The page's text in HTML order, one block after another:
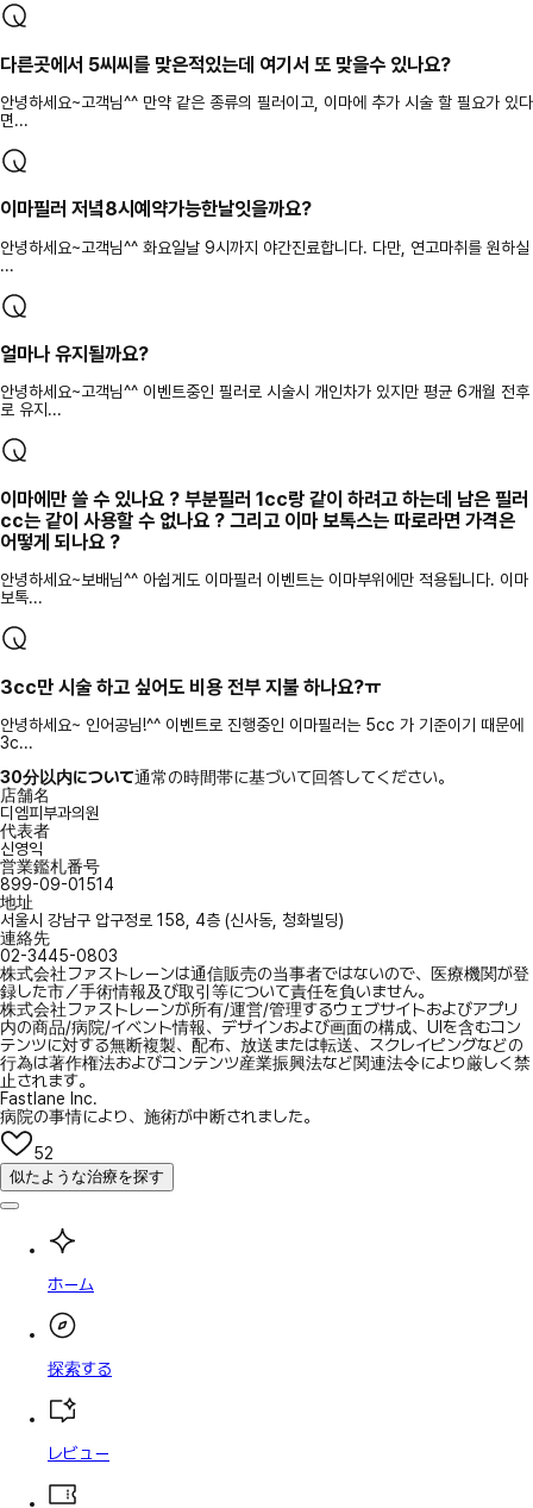
다른곳에서 5씨씨를 맞은적있는데 여기서 또 맞을수 있나요?
안녕하세요~고객님^^ 만약 같은 종류의 필러이고, 이마에 추가 시술 할 필요가 있다
면...
이마필러 저녘8시예약가능한날잇을까요?
안녕하세요~고객님^^ 화요일날 9시까지 야간진료합니다. 다만, 연고마취를 원하실
...
얼마나 유지될까요?
안녕하세요~고객님^^ 이벤트중인 필러로 시술시 개인차가 있지만 평균 6개월 전후
로 유지...
이마에만 쓸 수 있나요 ? 부분필러 1cc랑 같이 하려고 하는데 남은 필러
cc는 같이 사용할 수 없나요 ? 그리고 이마 보톡스는 따로라면 가격은
어떻게 되나요 ?
안녕하세요~보배님^^ 아쉽게도 이마필러 이벤트는 이마부위에만 적용됩니다. 이마
보톡...
3cc만 시술 하고 싶어도 비용 전부 지불 하나요?ㅠ
안녕하세요~ 인어공님!^^ 이벤트로 진행중인 이마필러는 5cc 가 기준이기 때문에
3c...
30分以内について通常の時間帯に基づいて回答してください。
店舗名
디엠피부과의원
代表者
신영익
営業鑑札番号
899-09-01514
地址
서울시 강남구 압구정로 158, 4층 (신사동, 청화빌딩)
連絡先
02-3445-0803
株式会社ファストレーンは通信販売の当事者ではないので、医療機関が登
録した市／手術情報及び取引等について責任を負いません。
株式会社ファストレーンが所有/運営/管理するウェブサイトおよびアプリ
内の商品/病院/イベント情報、デザインおよび画面の構成、UIを含むコン
テンツに対する無断複製、配布、放送または転送、スクレイピングなどの
行為は著作権法およびコンテンツ産業振興法など関連法令により厳しく禁
止されます。
Fastlane Inc.
病院の事情により、施術が中断されました。
52
似たような治療を探す
ホーム
探索する
レビュー